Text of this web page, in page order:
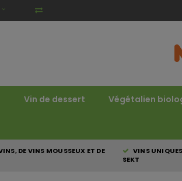
Vin de dessert Végétalien
DE VINS MOUSSEUX ET DE
VINS
SEKT